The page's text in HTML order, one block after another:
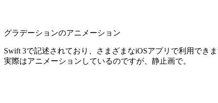
グラデーションのアニメーション
Swift 3で記述されており、さまざまなiOSアプリで利用でき
実際はアニメーションしているのですが、静止画で。